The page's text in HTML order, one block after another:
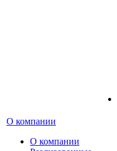
О компании
О компании